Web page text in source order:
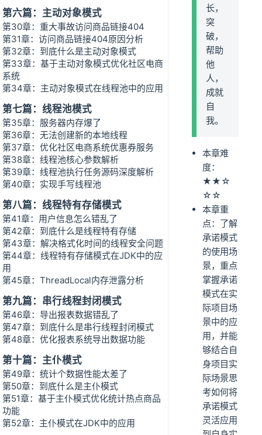
第六篇：主动对象模式
第30章：重大事故访问商品链接404
第31章：访问商品链接404原因分析
第32章：到底什么是主动对象模式
第33章：基于主动对象模式优化社区电商
系统
第34章：主动对象模式在线程池中的应用
第七篇：线程池模式
第35章：服务器内存爆了
第36章：无法创建新的本地线程
第37章：优化社区电商系统优惠券服务
第38章：线程池核心参数解析
第39章：线程池执行任务源码深度解析
第40章：实现手写线程池
第八篇：线程特有存储模式
第41章：用户信息怎么错乱了
第42章：到底什么是线程特有存储
第43章：解决格式化时间的线程安全问题
第44章：线程特有存储模式在JDK中的应
用
第45章：ThreadLocal内存泄露分析
第九篇：串行线程封闭模式
第46章：导出报表数据错乱了
第47章：到底什么是串行线程封闭模式
第48章：优化报表系统导出数据功能
第十篇：主仆模式
第49章：统计个数据性能太差了
第50章：到底什么是主仆模式
第51章：基于主仆模式优化统计热点商品
功能
第52章：主仆模式在JDK中的应用
长，
突
破，
帮助
他
人，
成就
自
我。
本章难
度：
★★☆
☆☆
本章重
点：了解
承诺模式
的使用场
景，重点
掌握承诺
模式在实
际项目场
景中的应
用，并能
够结合自
身项目实
际场景思
考如何将
承诺模式
灵活应用